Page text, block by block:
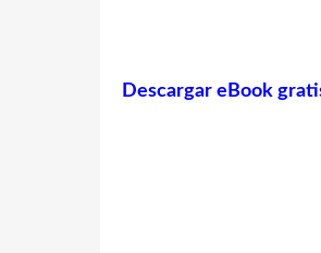
Descargar eBook